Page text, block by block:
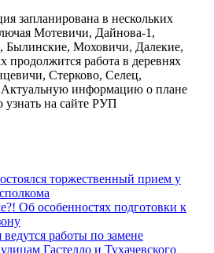
запланирована в нескольких
Мотевичи, Дайнова-1,
Былинские, Моховичи, Далекие,
продолжится работа в деревнях
Стерково, Селец,
информацию о плане
узнать на сайте РУП
торжественный прием у
Об особенностях подготовки к
работы по замене
Гастелло и Тухачевского